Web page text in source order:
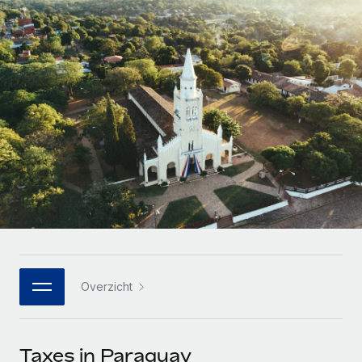
Zzp'ers internationaal onboarden en beheren
PEO
Ingewikkelde HR-taken eenvoudig uitbesteden
INFRASTRUCTUUR
Remote Embedded
HR naadloos in workflows integreren
Platform
Ingebouwde essentiële HR-functies voor je team
Integraties
GROEIFASE
Start-ups
Flexibele global HR en payroll solutions voor groeiende
bedrijven
Mid-market
Teams uitbreiden met HR solutions op maat
Enterprise
Global HR voor grote bedrijven
WERK MET ONS SAMEN
Strategische technologiepartners
Een partner worden
Betalingscalculator voor zzp'ers
Ontdek valuta-opties en betaalsnelheden voor
internationale zzp'ers
LEREN MET REMOTE
Onderzoek en gidsen
Casestudy's
HR-woordenlijst
Checklists en templates
Webinars
Nederlands
Français
Deutsch
Español
Italiano
Português (Portugal)
日本語
한국어
Inloggen
Overzicht
Taxes in Paraguay